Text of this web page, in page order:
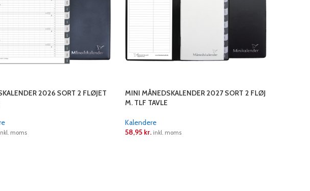
2026 SORT 2 FLØJET
moms
MINI MÅNEDSKALENDER 2027 SORT 2 FLØJ
M. TLF TAVLE
Kalendere
58,95 kr. inkl. moms